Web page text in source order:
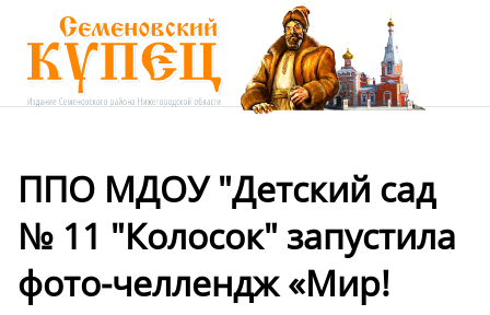
ППО МДОУ "Детский сад
№ 11 "Колосок" запустила
фото-челлендж «Мир!